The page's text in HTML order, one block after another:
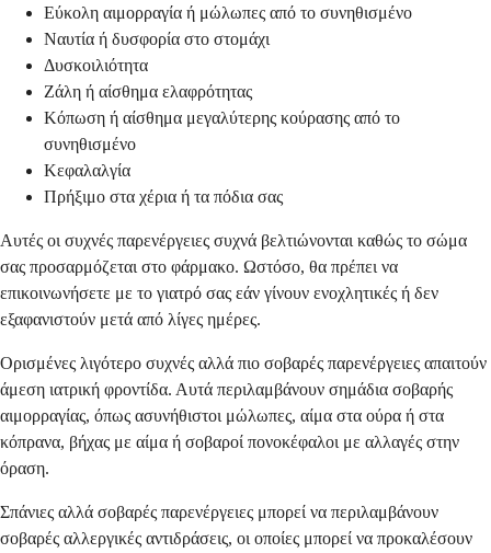
Εύκολη αιμορραγία ή μώλωπες από το συνηθισμένο
Ναυτία ή δυσφορία στο στομάχι
Δυσκοιλιότητα
Ζάλη ή αίσθημα ελαφρότητας
Κόπωση ή αίσθημα μεγαλύτερης κούρασης από το
συνηθισμένο
Κεφαλαλγία
Πρήξιμο στα χέρια ή τα πόδια σας
Αυτές οι συχνές παρενέργειες συχνά βελτιώνονται καθώς το σώμα
σας προσαρμόζεται στο φάρμακο. Ωστόσο, θα πρέπει να
επικοινωνήσετε με το γιατρό σας εάν γίνουν ενοχλητικές ή δεν
εξαφανιστούν μετά από λίγες ημέρες.
Ορισμένες λιγότερο συχνές αλλά πιο σοβαρές παρενέργειες απαιτούν
άμεση ιατρική φροντίδα. Αυτά περιλαμβάνουν σημάδια σοβαρής
αιμορραγίας, όπως ασυνήθιστοι μώλωπες, αίμα στα ούρα ή στα
κόπρανα, βήχας με αίμα ή σοβαροί πονοκέφαλοι με αλλαγές στην
όραση.
Σπάνιες αλλά σοβαρές παρενέργειες μπορεί να περιλαμβάνουν
σοβαρές αλλεργικές αντιδράσεις, οι οποίες μπορεί να προκαλέσουν